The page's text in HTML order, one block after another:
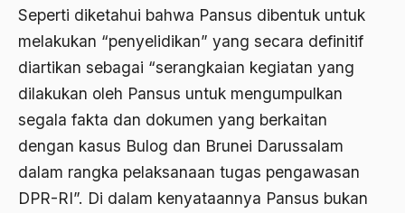
Seperti diketahui bahwa Pansus dibentuk untuk
melakukan “penyelidikan” yang secara definitif
diartikan sebagai “serangkaian kegiatan yang
dilakukan oleh Pansus untuk mengumpulkan
segala fakta dan dokumen yang berkaitan
dengan kasus Bulog dan Brunei Darussalam
dalam rangka pelaksanaan tugas pengawasan
DPR-RI”. Di dalam kenyataannya Pansus bukan
Bapak Koperasi
Barathiya Janata Party
BArisan Nasional
Barroness Cox
Batak
Batavia